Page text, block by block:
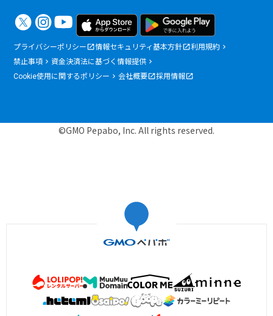
プライバシーポリシー 情報セキュリティ基本方針
利用規約
禁止事項
資金決済法に基づく情報提供
Cookie使用に関するポリシー
会社概要 採用情報
©GMO Pepabo, Inc. All rights reserved.